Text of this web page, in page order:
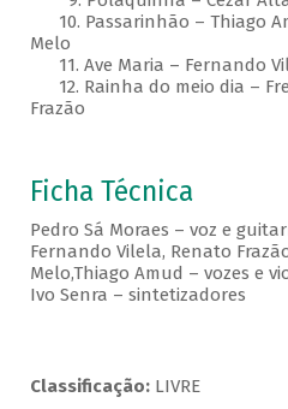
10. Passarinhão – Thiago
Melo
11. Ave Maria – Fernando
12. Rainha do meio dia –
Frazão
Ficha Técnica
Pedro Sá Moraes – voz e
Fernando Vilela, Renato
Melo,Thiago Amud – vozes e
Ivo Senra – sintetizadores
Classificação: LIVRE